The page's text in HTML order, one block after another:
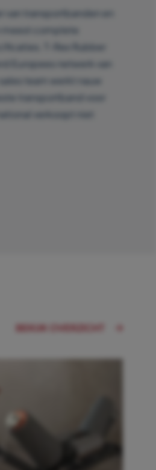
van transportbanden en
complete
T-Rex Rubber
Europees netwerk van
team werkt nauw
transportband voor
verkoopt niet
BEKIJK OVERZICHT